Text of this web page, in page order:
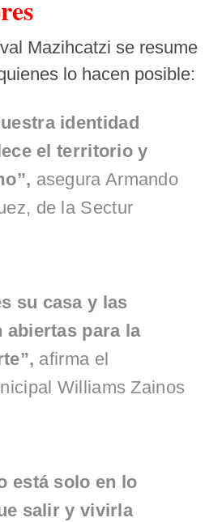
Mazihcatzi se resume
lo hacen posible:
identidad
el territorio y
asegura Armando
de la Sectur
su casa y las
abiertas para la
afirma el
Williams Zainos
está solo en lo
salir y vivirla